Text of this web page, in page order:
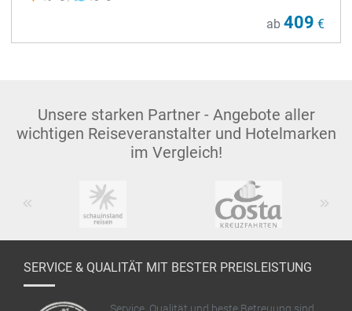
ab 409 €
Unsere starken Partner - Angebote aller
wichtigen Reiseveranstalter und Hotelmarken
im Vergleich!
SERVICE & QUALITÄT MIT BESTER PREISLEISTUNG